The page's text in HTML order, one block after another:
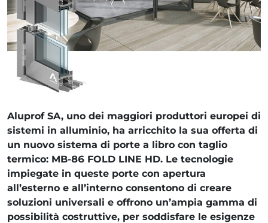
Aluprof SA, uno dei maggiori produttori europei di
sistemi in alluminio, ha arricchito la sua offerta di
un nuovo sistema di porte a libro con taglio
termico: MB-86 FOLD LINE HD. Le tecnologie
impiegate in queste porte con apertura
all’esterno e all’interno consentono di creare
soluzioni universali e offrono un’ampia gamma di
possibilità costruttive, per soddisfare le esigenze